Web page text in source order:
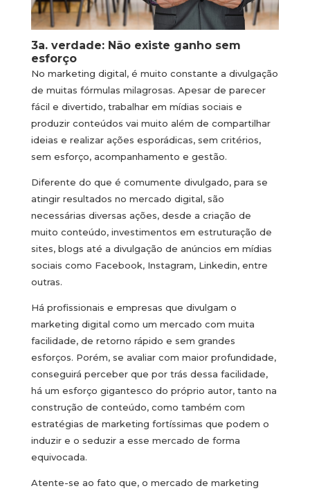
3a. verdade: Não existe ganho sem
esforço
No marketing digital, é muito constante a divulgação
de muitas fórmulas milagrosas. Apesar de parecer
fácil e divertido, trabalhar em mídias sociais e
produzir conteúdos vai muito além de compartilhar
ideias e realizar ações esporádicas, sem critérios,
sem esforço, acompanhamento e gestão.
Diferente do que é comumente divulgado, para se
atingir resultados no mercado digital, são
necessárias diversas ações, desde a criação de
muito conteúdo, investimentos em estruturação de
sites, blogs até a divulgação de anúncios em mídias
sociais como Facebook, Instagram, Linkedin, entre
outras.
Há profissionais e empresas que divulgam o
marketing digital como um mercado com muita
facilidade, de retorno rápido e sem grandes
esforços. Porém, se avaliar com maior profundidade,
conseguirá perceber que por trás dessa facilidade,
há um esforço gigantesco do próprio autor, tanto na
construção de conteúdo, como também com
estratégias de marketing fortíssimas que podem o
induzir e o seduzir a esse mercado de forma
equivocada.
Atente-se ao fato que, o mercado de marketing